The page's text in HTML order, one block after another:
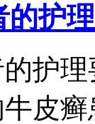
的护理
护
皮